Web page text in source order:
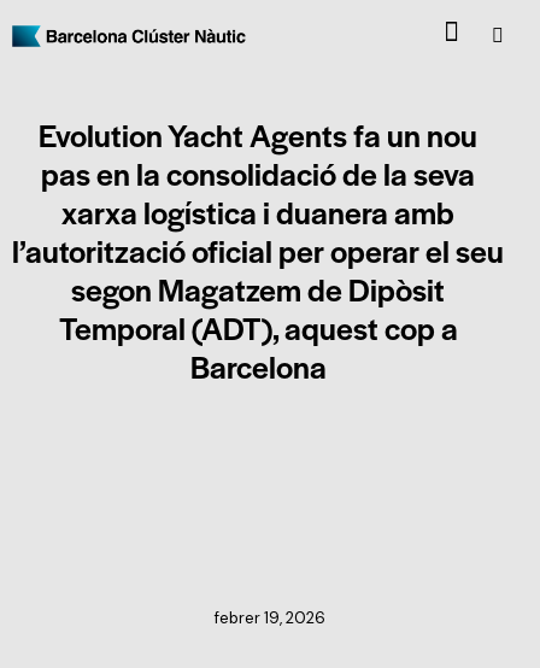
Evolution Yacht Agents fa un nou
pas en la consolidació de la seva
xarxa logística i duanera amb
l’autorització oficial per operar el seu
segon Magatzem de Dipòsit
Temporal (ADT), aquest cop a
Barcelona
febrer 19, 2026